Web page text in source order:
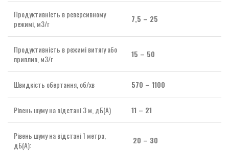
Продуктивність в реверсивному
режимі, м3/г
7,5 – 25
Продуктивність в режимі витягу або
приплив, м3/г
15 – 50
Швидкість обертання, об/хв 570 – 1100
Рівень шуму на відстані 3 м, дБ(А) 11 – 21
Рівень шуму на відстані 1 метра,
дБ(А):
20 – 30